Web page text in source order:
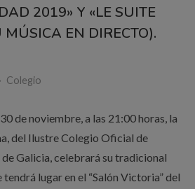
2019» Y «LE SUITE
EN DIRECTO).
Colegio
de noviembre, a las 21:00 horas, la
del Ilustre Colegio Oficial de
Galicia, celebrará su tradicional
tendrá lugar en el “Salón Victoria” del